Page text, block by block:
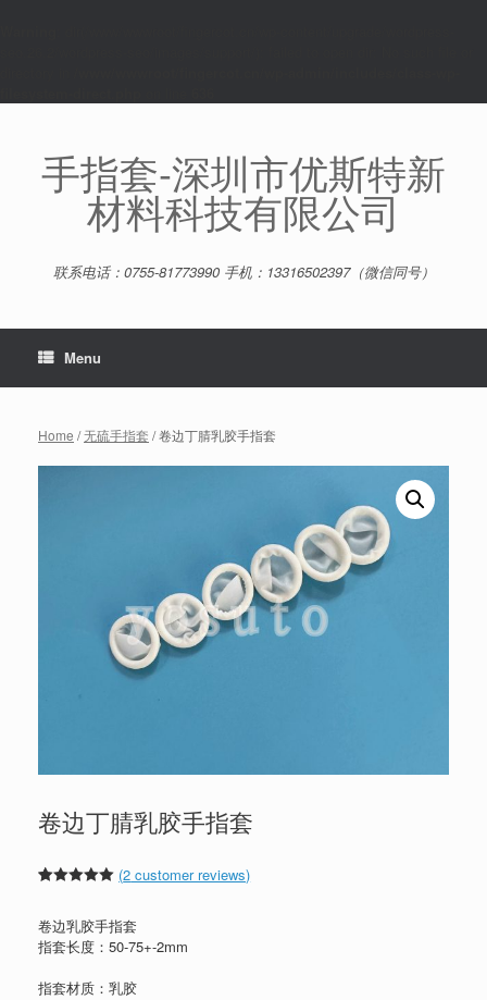
content手指套-深圳市优斯特新
材料科技有限公司
联系电话：0755-81773990 手机：13316502397（微信同号）
Menu
Home /无硫手指套 / 卷边丁腈乳胶手指套
卷边丁腈乳胶手指套
based on
customer
ratings
(2 customer reviews)
卷边乳胶手指套
指套长度：50-75+-2mm
指套材质：乳胶